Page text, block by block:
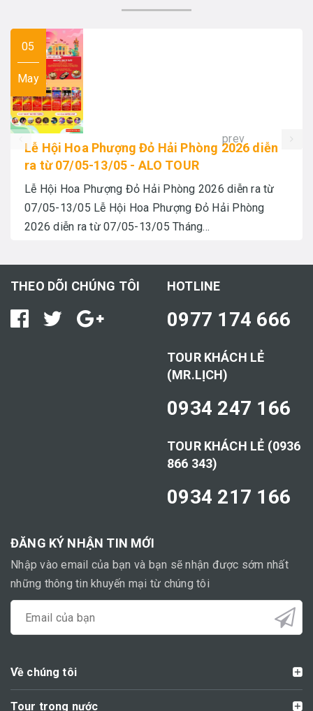
05
May
Lễ Hội Hoa Phượng Đỏ Hải Phòng 2026 diễn
ra từ 07/05-13/05 - ALO TOUR
Lễ Hội Hoa Phượng Đỏ Hải Phòng 2026 diễn ra từ
07/05-13/05 Lễ Hội Hoa Phượng Đỏ Hải Phòng
2026 diễn ra từ 07/05-13/05 Tháng...
prev
THEO DÕI CHÚNG TÔI HOTLINE
0977 174 666
TOUR KHÁCH LẺ
(MR.LỊCH)
0934 247 166
TOUR KHÁCH LẺ (0936
866 343)
0934 217 166
ĐĂNG KÝ NHẬN TIN MỚI
Nhập vào email của bạn và bạn sẽ nhận được sớm nhất
những thông tin khuyến mại từ chúng tôi
Về chúng tôi
Tour trong nước